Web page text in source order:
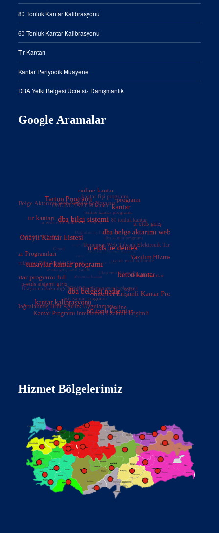
80 Tonluk Kantar Kalibrasyonu
60 Tonluk Kantar Kalibrasyonu
Tır Kantarı
Kantar Periyodik Muayene
DBA Yetki Belgesi Ücretsiz Danışmanlık
Google Aramalar
Hizmet Bölgelerimiz